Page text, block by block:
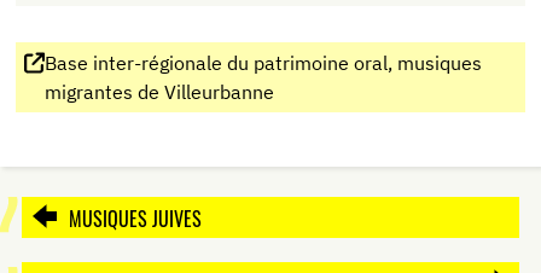
Base inter-régionale du patrimoine oral, musiques
migrantes de Villeurbanne
MUSIQUES JUIVES